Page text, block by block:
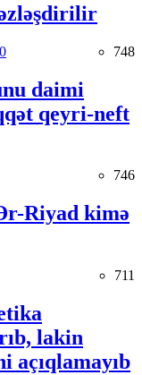
748
daimi
qeyri-neft
746
Riyad kimə
711
lakin
açıqlamayıb